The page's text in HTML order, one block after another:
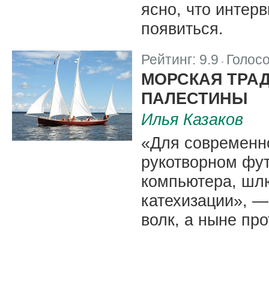
ясно, что
появиться.
Рейтинг: 9.9
МОРСКАЯ
ПАЛЕСТИНЫ
Илья Казаков
«Для
рукотворном
компьютера,
катехизации»,
волк, а ныне